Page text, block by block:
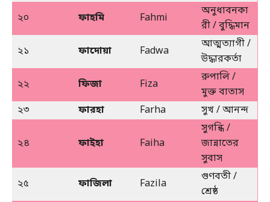
২০
ফাহমি Fahmi
অনুধাবনকা
রী / বুদ্ধিমান
২১
ফাদোয়া Fadwa
আত্মত্যাগী /
উদ্ধারকর্তা
২২
ফিজা Fiza
রুপালি /
মুক্ত বাতাস
২৩
ফারহা Farha সুখ / আনন্দ
২৪ ফাইহা Faiha
সুগন্ধি /
জান্নাতের
সুবাস
২৫
ফাজিলা Fazila
গুণবতী /
শ্রেষ্ঠ